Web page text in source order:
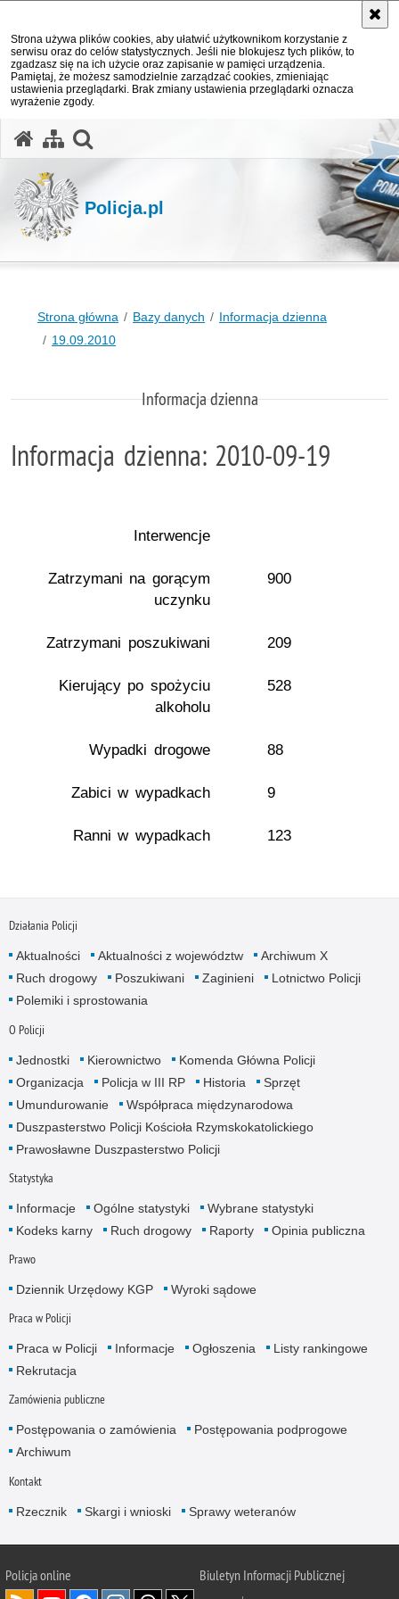
Strona używa plików cookies, aby ułatwić użytkownikom korzystanie z
serwisu oraz do celów statystycznych. Jeśli nie blokujesz tych plików, to
zgadzasz się na ich użycie oraz zapisanie w pamięci urządzenia.
Pamiętaj, że możesz samodzielnie zarządzać cookies, zmieniając
ustawienia przeglądarki. Brak zmiany ustawienia przeglądarki oznacza
wyrażenie zgody.
Policja.pl
Strona główna Bazy danych
Informacja dzienna
19.09.2010
Informacja dzienna
Informacja dzienna: 2010-09-19
Interwencje
Zatrzymani na gorącym
uczynku
900
Zatrzymani poszukiwani 209
Kierujący po spożyciu
alkoholu
528
Wypadki drogowe 88
Zabici w wypadkach 9
Ranni w wypadkach 123
Działania Policji
Aktualności Aktualności z województw
Archiwum X
Ruch drogowy
Poszukiwani Zaginieni
Lotnictwo Policji
Polemiki i sprostowania
O Policji
Jednostki Kierownictwo
Komenda Główna Policji
Organizacja
Policja w III RP Historia
Sprzęt
Umundurowanie
Współpraca międzynarodowa
Duszpasterstwo Policji Kościoła Rzymskokatolickiego
Prawosławne Duszpasterstwo Policji
Statystyka
Informacje Ogólne statystyki
Wybrane statystyki
Kodeks karny
Ruch drogowy Raporty Opinia publiczna
Prawo
Dziennik Urzędowy KGP Wyroki sądowe
Praca w Policji
Praca w Policji Informacje Ogłoszenia
Listy rankingowe
Rekrutacja
Zamówienia publiczne
Postępowania o zamówienia
Postępowania podprogowe
Archiwum
Kontakt
Rzecznik Skargi i wnioski Sprawy weteranów
Policjaonline
Biuletyn Informacji Publicznej